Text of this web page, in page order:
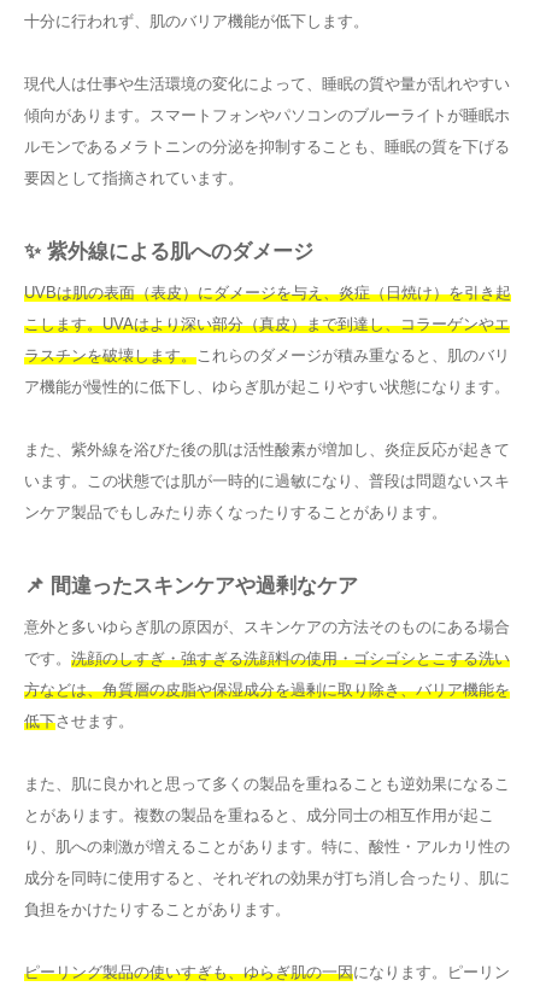
十分に行われず、肌のバリア機能が低下します。
現代人は仕事や生活環境の変化によって、睡眠の質や量が乱れやすい
傾向があります。スマートフォンやパソコンのブルーライトが睡眠ホ
ルモンであるメラトニンの分泌を抑制することも、睡眠の質を下げる
要因として指摘されています。
✨ 紫外線による肌へのダメージ
UVBは肌の表面（表皮）にダメージを与え、炎症（日焼け）を引き起
こします。UVAはより深い部分（真皮）まで到達し、コラーゲンやエ
ラスチンを破壊します。 これらのダメージが積み重なると、肌のバリ
ア機能が慢性的に低下し、ゆらぎ肌が起こりやすい状態になります。
また、紫外線を浴びた後の肌は活性酸素が増加し、炎症反応が起きて
います。この状態では肌が一時的に過敏になり、普段は問題ないスキ
ンケア製品でもしみたり赤くなったりすることがあります。
📌 間違ったスキンケアや過剰なケア
意外と多いゆらぎ肌の原因が、スキンケアの方法そのものにある場合
です。 洗顔のしすぎ・強すぎる洗顔料の使用・ゴシゴシとこする洗い
方などは、角質層の皮脂や保湿成分を過剰に取り除き、バリア機能を
低下させます。
また、肌に良かれと思って多くの製品を重ねることも逆効果になるこ
とがあります。複数の製品を重ねると、成分同士の相互作用が起こ
り、肌への刺激が増えることがあります。特に、酸性・アルカリ性の
成分を同時に使用すると、それぞれの効果が打ち消し合ったり、肌に
負担をかけたりすることがあります。
ピーリング製品の使いすぎも、ゆらぎ肌の一因になります。ピーリン